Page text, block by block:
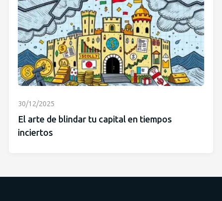
30/12/2025
El arte de blindar tu capital en tiempos
inciertos